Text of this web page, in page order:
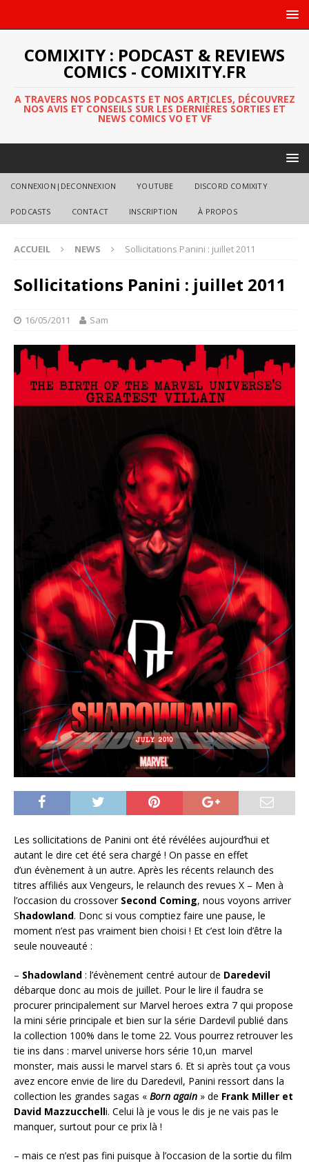
COMIXITY : PODCAST & REVIEWS
COMICS - COMIXITY.FR
A TRAVERS NOS PODCASTS ET NOS ARTICLES, DÉCOUVREZ
NOS AVIS ET CONSEILS SUR LES DERNIÈRES SORTIES ET
NEWS COMICS VO ET VF
CONNEXION|DECONNEXION YOUTUBE DISCORD COMIXITY
PODCASTS CONTACT INSCRIPTION À PROPOS
ACCUEIL NEWS Sollicitations Panini : juillet 2011
Sollicitations Panini : juillet 2011
16/05/2011 Sam
Les sollicitations de Panini ont été révélées aujourd’hui et
autant le dire cet été sera chargé ! On passe en effet
d’un évènement à un autre. Après les récents relaunch des
titres affiliés aux Vengeurs, le relaunch des revues X – Men à
l’occasion du crossoverSecond Coming, nous voyons arriver
Shadowland. Donc si vous comptiez faire une pause, le
moment n’est pas vraiment bien choisi ! Et c’est loin d’être la
seule nouveauté :
– Shadowland : l’évènement centré autour de Daredevil
débarque donc au mois de juillet. Pour le lire il faudra se
procurer principalement sur Marvel heroes extra 7 qui propose
la mini série principale et bien sur la série Dardevil publié dans
la collection 100% dans le tome 22. Vous pourrez retrouver les
tie ins dans : marvel universe hors série 10,un marvel
monster, mais aussi le marvel stars 6. Et si après tout ça vous
avez encore envie de lire du Daredevil, Panini ressort dans la
collection les grandes sagas « Born again » de Frank Miller et
David Mazzucchelli. Celui là je vous le dis je ne vais pas le
manquer, surtout pour ce prix là !
– mais ce n’est pas fini puisque à l’occasion de la sortie du film